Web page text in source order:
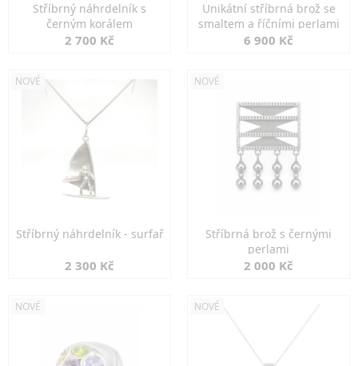
Stříbrný náhrdelník s
černým korálem
2 700 Kč
Unikátní stříbrná brož se
smaltem a říčními perlami
6 900 Kč
NOVÉ
Stříbrný náhrdelník - surfař
2 300 Kč
NOVÉ
Stříbrná brož s černými
perlami
2 000 Kč
NOVÉ NOVÉ